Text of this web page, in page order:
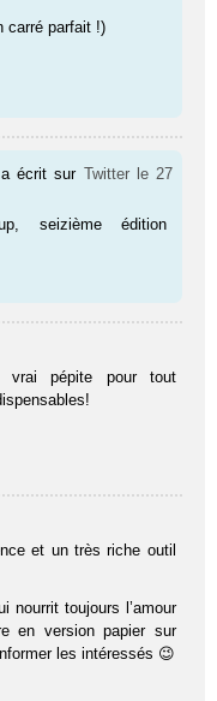
carré parfait !)
a écrit sur Twitter
le 27
seizième édition
vrai pépite pour tout
et un très riche outil
nourrit toujours l’amour
en version papier sur
les intéressés 😉